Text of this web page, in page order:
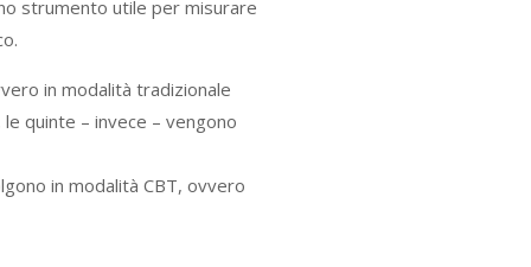
strumento utile per misurare
in modalità tradizionale
quinte – invece – vengono
in modalità CBT, ovvero